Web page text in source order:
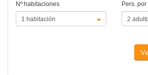
Nº habitaciones Pers.